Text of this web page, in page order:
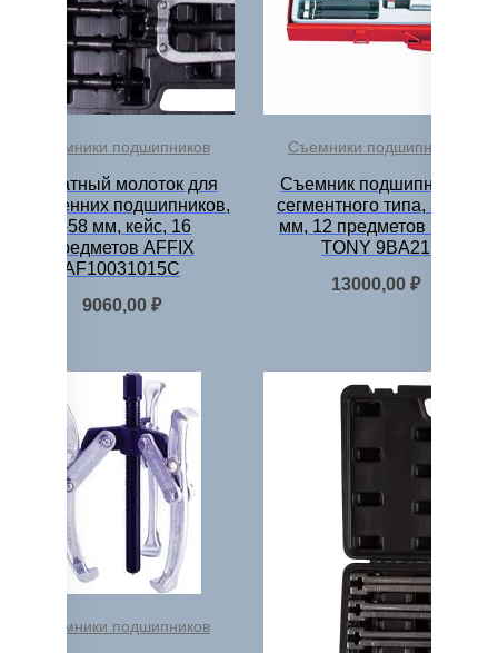
Съемники подшипников
Обратный молоток для
внутренних подшипников,
8-58 мм, кейс, 16
предметов AFFIX
AF10031015C
9060,00₽
Съемники подшипников
Съемник подшипников
сегментного типа, 30-75
мм, 12 предметов KING
TONY 9BA21
13000,00₽
Съемники подшипников